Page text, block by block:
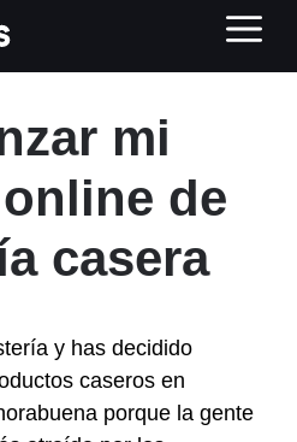
mi
de
casera
y has decidido
caseros en
porque la gente